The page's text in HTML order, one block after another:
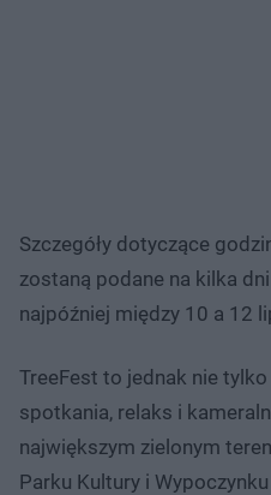
Szczegóły dotyczące
zostaną podane na kilka
najpóźniej między 10 a 12
TreeFest to jednak nie
spotkania, relaks i
największym zielonym
Parku Kultury i